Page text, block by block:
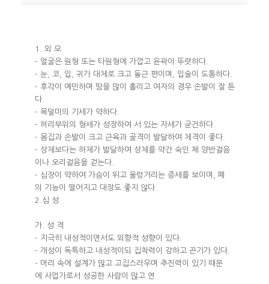
1. 외 모
- 얼굴은 원형 또는 타원형에 가깝고 윤곽이 뚜렷하다.
- 눈, 코, 입, 귀가 대체로 크고 둥근 편이며, 입술이 도톰하다.
- 후각이 예민하며 땀을 많이 흘리고 여자의 경우 손발이 잘 튼
다.
- 목덜미의 기세가 약하다.
- 허리부위의 형세가 성장하여 서 있는 자세가 굳건하다.
- 몸집과 손발이 크고 근육과 골격이 발달하여 체격이 좋다.
- 상체보다는 하체가 발달하여 상체를 약간 숙인 채 양반걸음
이나 오리걸음을 걷는다.
- 심장이 약하여 가슴이 뛰고 울렁거리는 증세를 보이며, 폐
의 기능이 떨어지고 대장도 좋지 않다.
2.심 성
가. 성 격
- 지극히 내성적이면서도 외향적 성향이 있다.
- 개성이 독특하고 내성적이되 집착력이 강하고 끈기가 있다.
- 머리 속에 설계가 많고 고집스러우며 추진력이 있기 때문
에 사업가로서 성공한 사람이 많고 연